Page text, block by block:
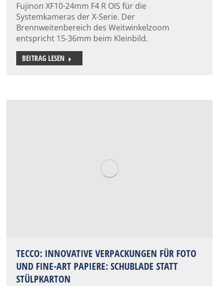
Fujinon XF10-24mm F4 R OIS für die
Systemkameras der X-Serie. Der
Brennweitenbereich des Weitwinkelzoom
entspricht 15-36mm beim Kleinbild.
BEITRAG LESEN
TECCO: INNOVATIVE VERPACKUNGEN FÜR FOTO
UND FINE-ART PAPIERE: SCHUBLADE STATT
STÜLPKARTON